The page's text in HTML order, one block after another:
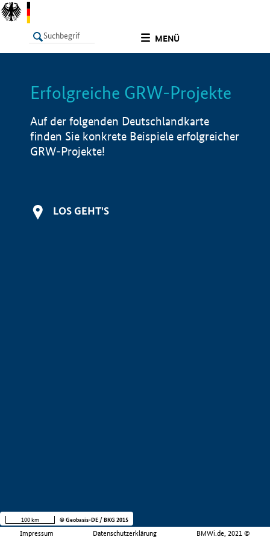
MENÜ
LISTE Info
Erfolgreiche GRW-Projekte
Auf der folgenden Deutschlandkarte
finden Sie konkrete Beispiele erfolgreicher
GRW-Projekte!
LOS GEHT'S
Impressum Datenschutzerklärung BMWi.de, 2021 ©
100 km © Geobasis-DE / BKG 2015